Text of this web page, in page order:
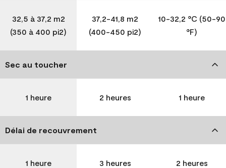
32,5 à 37,2 m2
(350 à 400 pi2)
37,2-41,8 m2
(400-450 pi2)
10-32,2 °C (50-90
°F)
Sec au toucher
1 heure 2 heures 1 heure
Délai de recouvrement
1 heure 3 heures 2 heures